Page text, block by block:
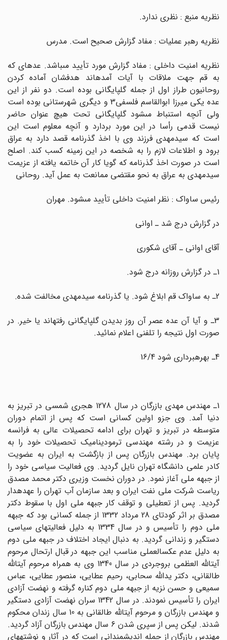
نظریه منبع : نظرى ندارد.
نظریه رهبر عملیات : مفاد گزارش صحیح است. مدرس
نظریه امنیت داخلى : مفاد گزارش مورد تأیید مى‏باشد. عده‏اى که
به قم جهت ملاقات با آیات آمده‏اند هدفشان آماده کردن
روحانیون طراز اول از جمله گلپایگانى بوده است. دو نفر از این
عده یکى میرزا ابوالقاسم فلسفى3 و دیگرى شهرستانى بوده است
ولى آنچه استنباط مى‏شود گلپایگانى تحت هیچ عنوان حاضر
نیست قدمى رأسا در این مورد بردارد و آنچه معلوم است این
است که سیدمهدى فرزند وى با اخذ گذرنامه قصد دارد به عراق
برود و اطلاعات لازم را به شخصه در این زمینه کسب کند. اصلح
است در صورت اخذ گذرنامه که گویا کار آن خاتمه یافته از عزیمت
سیدمهدى به عراق به نحو مقتضى ممانعت به عمل آید. روحانى
رئیس ساواک : نظر امنیت داخلى تأیید مى‏شود. مهران
در گزارش درج شد ـ اوانى
آقاى اوانى ـ آقاى شکورى
3ـ و آیا آن عده عصر آن روز بدیدن گلپایگانى رفته‏اند یا خیر. در
صورت اول نتیجه را تلفنى اعلام نمائید.
1ـ مهندس مهدى بازرگان در سال 1278 هجرى شمسى در تبریز به
دنیا آمد. وى جزو اولین کسانى است که پس از اتمام دوران
متوسطه در تبریز و تهران براى ادامه تحصیلات عالى به فرانسه
عزیمت و در رشته مهندسى ترمودینامیک تحصیلات خود را به
پایان برد. مهندس بازرگان پس از بازگشت به ایران به عضویت
کادر علمى دانشگاه تهران نایل گردید. وى فعالیت سیاسى خود را
از جبهه ملى آغاز نمود. در دوران نخست وزیرى دکتر محمد مصدق
ریاست شرکت ملى نفت ایران و بعد سازمان آب تهران را عهده‏دار
گردید. پس از تعطیلى و توقف کار جبهه ملى اول با سقوط دکتر
مصدق بر اثر کودتاى 28 مرداد 1332 از جمله کسانى بود که جبهه
ملى دوم را تأسیس و در سال 1334 به دلیل فعالیتهاى سیاسى
دستگیر و زندانى گردید. به دنبال ایجاد اختلاف در جبهه ملى دوم
به دلیل عدم عکس‏العملى مناسب این جبهه در قبال ارتحال مرحوم
آیت‏اللّه‏ العظمى بروجردى در سال 1340 وى به همراه مرحوم آیت‏اللّه‏
طالقانى، دکتر یداللّه‏ سحابى، رحیم عطایى، منصور عطایى، عباس
سمیعى و حسن نزیه از جبهه ملى دوم کناره گرفته و نهضت آزادى
ایران را تأسیس نمودند. در سال 1342 سران نهضت آزادى دستگیر
و مهندس بازرگان و مرحوم آیت‏اللّه‏ طالقانى به 10 سال زندان محکوم
شدند. لیکن پس از سپرى شدن 6 سال مهندس بازرگان آزاد گردید.
مهندس بازرگان از جمله اندیشمندانى است که در آثار و نوشته‏هاى